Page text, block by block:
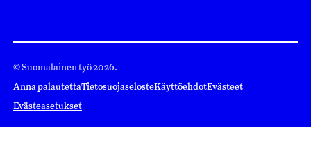
© Suomalainen työ 2026.
Anna palautettaTietosuojaselosteKäyttöehdotEvästeet
Evästeasetukset